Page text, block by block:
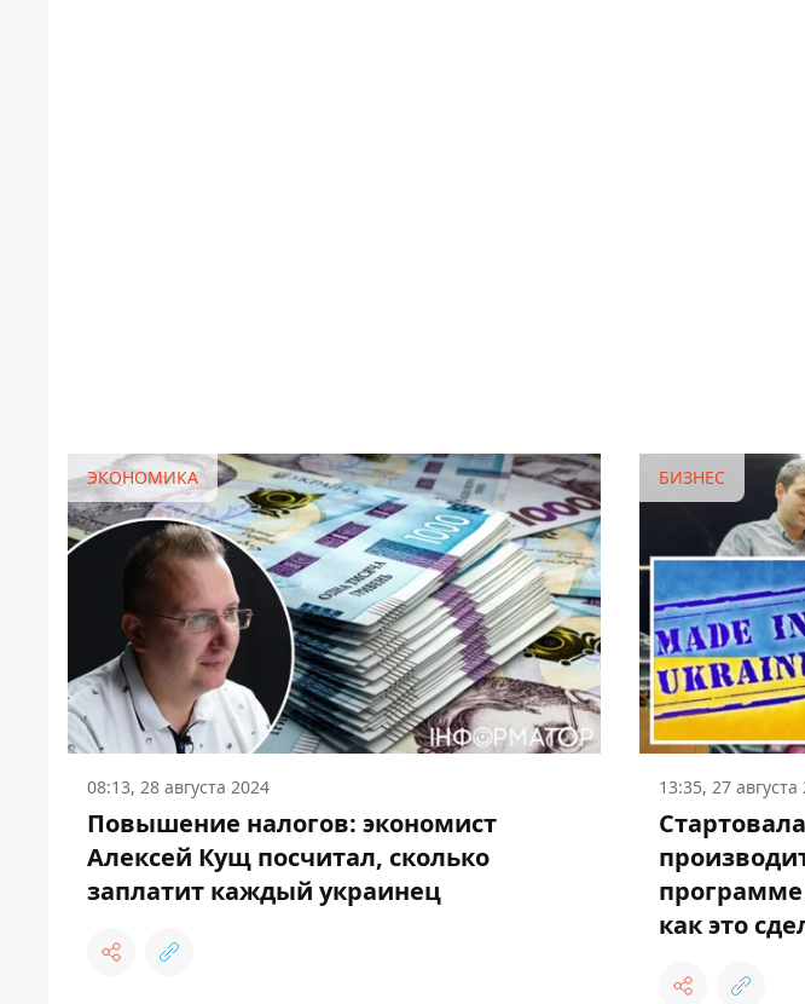
ЭКОНОМИКА
08:13, 28 августа 2024
Повышение налогов: экономист
Алексей Кущ посчитал, сколько
заплатит каждый украинец
БИЗНЕС
13:35, 27 августа
как это